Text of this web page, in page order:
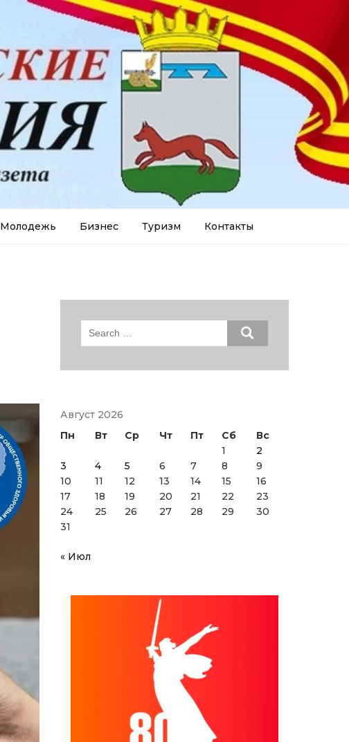
Молодежь Бизнес Туризм Контакты
Search
Август 2026
Пн
Вт Ср Чт Пт Сб
Вс
1
2
3
4 5 6 7 8
9
10
11 12 13 14 15
16
17
18 19 20 21 22
23
24
25 26 27 28 29
30
31
« Июл